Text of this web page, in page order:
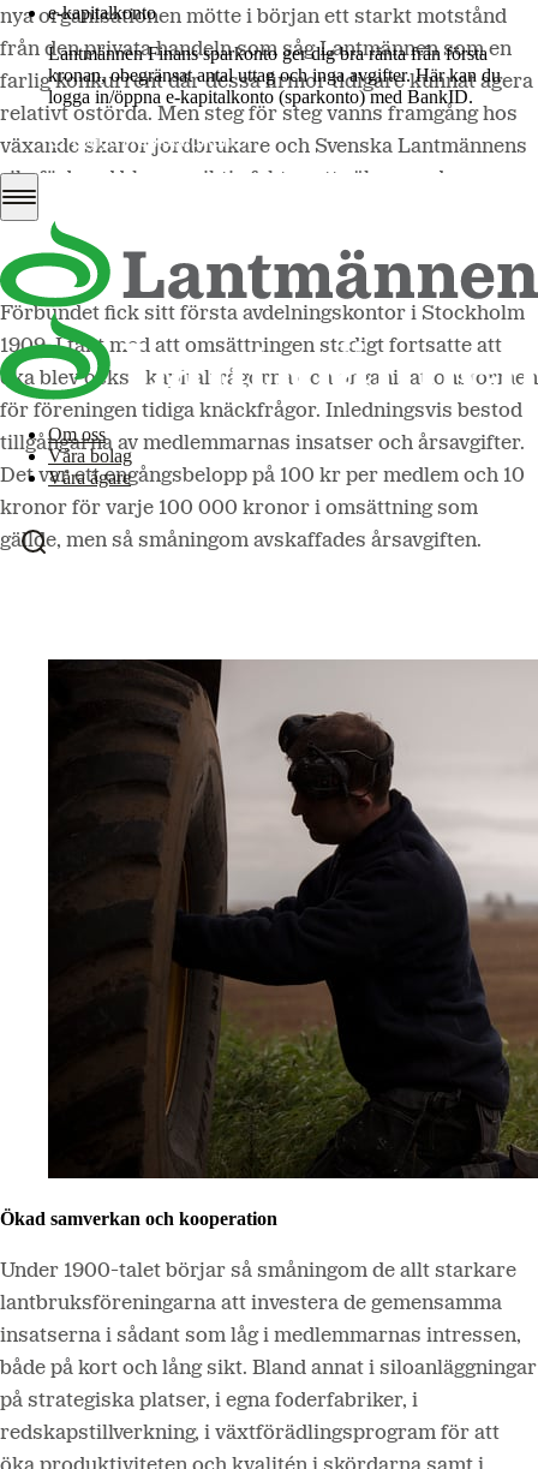
e-kapitalkonto
Lantmännen Finans sparkonto ger dig bra ränta från första
kronan, obegränsat antal uttag och inga avgifter. Här kan du
logga in/öppna e-kapitalkonto (sparkonto) med BankID.
Logga in e-kapitalkonto
Om oss
Våra bolag
Våra ägare
nya organisationen mötte i början ett starkt motstånd
från den privata handeln som såg Lantmännen som en
farlig konkurrent där dessa firmor tidigare kunnat agera
relativt ostörda. Men steg för steg vanns framgång hos
växande skaror jordbrukare och Svenska Lantmännens
riksförbund blev en viktig faktor att räkna med.
Förbundet fick sitt första avdelningskontor i Stockholm
1909. I takt med att omsättningen stadigt fortsatte att
öka blev också kapitalfrågorna och organisationsformen
för föreningen tidiga knäckfrågor. Inledningsvis bestod
tillgångarna av medlemmarnas insatser och årsavgifter.
Det var ett engångsbelopp på 100 kr per medlem och 10
kronor för varje 100 000 kronor i omsättning som
gällde, men så småningom avskaffades årsavgiften.
Ökad samverkan och kooperation
Under 1900-talet börjar så småningom de allt starkare
lantbruksföreningarna att investera de gemensamma
insatserna i sådant som låg i medlemmarnas intressen,
både på kort och lång sikt. Bland annat i siloanläggningar
på strategiska platser, i egna foderfabriker, i
redskapstillverkning, i växtförädlingsprogram för att